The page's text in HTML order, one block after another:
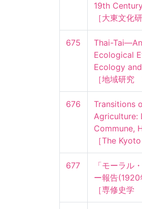
19th
［大東文化
675
Thai-
Ecological
Ecology
［地域研究　
676
Transitions
Agriculture:
Commune,
［The
677
「モーラル
ー報告
［専修史学